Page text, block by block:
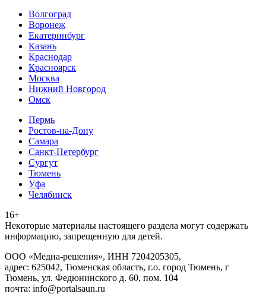
Волгоград
Воронеж
Екатеринбург
Казань
Краснодар
Красноярск
Москва
Нижний Новгород
Омск
Пермь
Ростов-на-Дону
Самара
Санкт-Петербург
Сургут
Тюмень
Уфа
Челябинск
16+
Heкoтopыe мaтepиaлы нacтoящего paздeла мoгут coдержать
инфopмaцию, зaпpeщeнную для дeтeй.
ООО «Медиа-решения», ИНН 7204205305,
адрес: 625042, Тюменская область, г.о. город Тюмень, г
Тюмень, ул. Федюнинского д. 60, пом. 104
почта: info@portalsaun.ru